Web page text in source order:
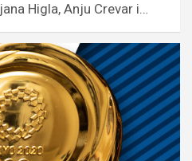
Higla, Anju Crevar i…